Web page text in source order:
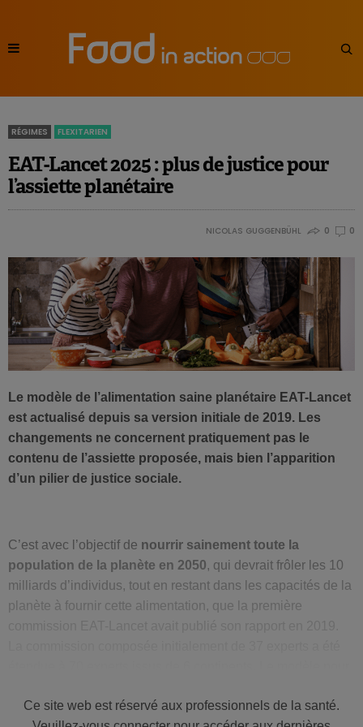
RÉGIMES FLEXITARIEN
EAT-Lancet 2025 : plus de justice pour
l’assiette planétaire
NICOLAS GUGGENBÜHL 0 0
Le modèle de l’alimentation saine planétaire EAT-Lancet
est actualisé depuis sa version initiale de 2019. Les
changements ne concernent pratiquement pas le
contenu de l’assiette proposée, mais bien l’apparition
d’un pilier de justice sociale.
C’est avec l’objectif de nourrir sainement toute la
population de la planète en 2050, qui devrait frôler les 10
milliards d’individus, tout en restant dans les capacités de la
planète à fournir cette alimentation, que la première
données scientifiques plus récentes. Par rapport à la version
Ce site web est réservé aux professionnels de la santé.